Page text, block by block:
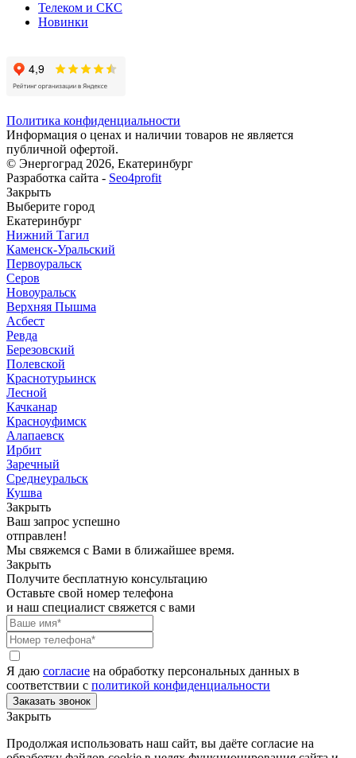
Телеком и СКС
Новинки
Политика конфиденциальности
Информация о ценах и наличии товаров не является
публичной офертой.
© Энергоград 2026, Екатеринбург
Разработка сайта - Seo4profit
Закрыть
Выберите город
Екатеринбург
Нижний Тагил
Каменск-Уральский
Первоуральск
Серов
Новоуральск
Верхняя Пышма
Асбест
Ревда
Березовский
Полевской
Краснотурьинск
Лесной
Качканар
Красноуфимск
Алапаевск
Ирбит
Заречный
Среднеуральск
Кушва
Закрыть
Ваш запрос успешно
отправлен!
Мы свяжемся с Вами в ближайшее время.
Закрыть
Получите бесплатную консультацию
Оставьте свой номер телефона
и наш специалист свяжется с вами
Я даю согласие на обработку персональных данных в
соответствии с политикой конфиденциальности
Закрыть
Продолжая использовать наш сайт, вы даёте согласие на